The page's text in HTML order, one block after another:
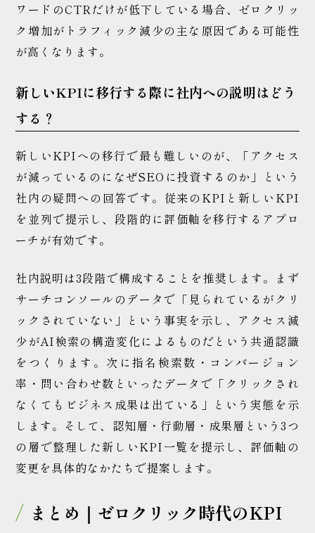
ワードのCTRだけが低下している場合、ゼロクリッ
ク増加がトラフィック減少の主な原因である可能性
が高くなります。
新しいKPIに移行する際に社内への説明はどう
する？
新しいKPIへの移行で最も難しいのが、「アクセス
が減っているのになぜSEOに投資するのか」という
社内の疑問への回答です。従来のKPIと新しいKPI
を並列で提示し、段階的に評価軸を移行するアプロ
ーチが有効です。
社内説明は3段階で構成することを推奨します。まず
サーチコンソールのデータで「見られているがクリ
ックされていない」という事実を示し、アクセス減
少がAI検索の構造変化によるものだという共通認識
をつくります。次に指名検索数・コンバージョン
率・問い合わせ数といったデータで「クリックされ
なくてもビジネス成果は出ている」という実態を示
します。そして、認知層・行動層・成果層という3つ
の層で整理した新しいKPI一覧を提示し、評価軸の
変更を具体的なかたちで提案します。
まとめ｜ゼロクリック時代のKPI